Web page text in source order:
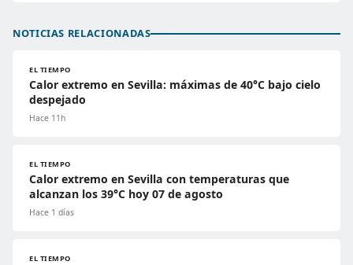
NOTICIAS RELACIONADAS
EL TIEMPO
Calor extremo en Sevilla: máximas de 40°C bajo cielo
despejado
Hace 11h
EL TIEMPO
Calor extremo en Sevilla con temperaturas que
alcanzan los 39°C hoy 07 de agosto
Hace 1 días
EL TIEMPO